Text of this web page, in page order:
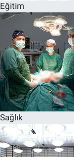
Eğitim
Sağlık